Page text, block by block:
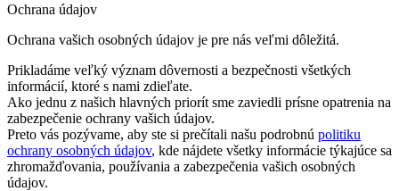
Ochrana údajov
Ochrana vašich osobných údajov je pre nás veľmi dôležitá.
Prikladáme veľký význam dôvernosti a bezpečnosti všetkých
informácií, ktoré s nami zdieľate.
Ako jednu z našich hlavných priorít sme zaviedli prísne opatrenia na
zabezpečenie ochrany vašich údajov.
Preto vás pozývame, aby ste si prečítali našu podrobnú politiku
ochrany osobných údajov, kde nájdete všetky informácie týkajúce sa
zhromažďovania, používania a zabezpečenia vašich osobných
údajov.